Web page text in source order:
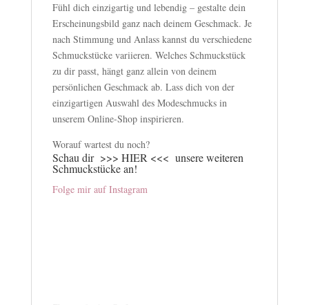
Fühl dich einzigartig und lebendig – gestalte dein
Erscheinungsbild ganz nach deinem Geschmack. Je
nach Stimmung und Anlass kannst du verschiedene
Schmuckstücke variieren. Welches Schmuckstück
zu dir passt, hängt ganz allein von deinem
persönlichen Geschmack ab. Lass dich von der
einzigartigen Auswahl des Modeschmucks in
unserem Online-Shop inspirieren.
Worauf wartest du noch?
Schau dir >>> HIER <<< unsere weiteren
Schmuckstücke an!
Folge mir auf Instagram